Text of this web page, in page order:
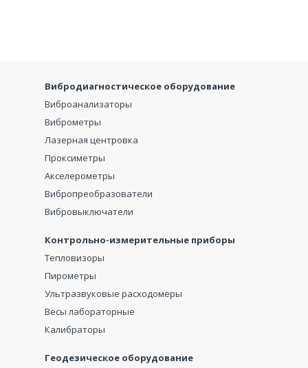
Вибродиагностическое оборудование
Виброанализаторы
Виброметры
Лазерная центровка
Проксиметры
Акселерометры
Вибропреобразователи
Вибровыключатели
Контрольно-измерительные приборы
Тепловизоры
Пирометры
Ультразвуковые расходомеры
Весы лабораторные
Калибраторы
Геодезическое оборудование